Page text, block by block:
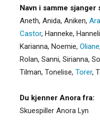
Navn i samme sjanger
Aneth, Anida, Aniken,
Castor, Hanneke, Hanneli
Karianna, Noemie, Oliane,
Rolan, Sanni, Sirianna,
Tilman, Tonelise, Torer,
Du kjenner Anora fra:
Skuespiller Anora Lyn